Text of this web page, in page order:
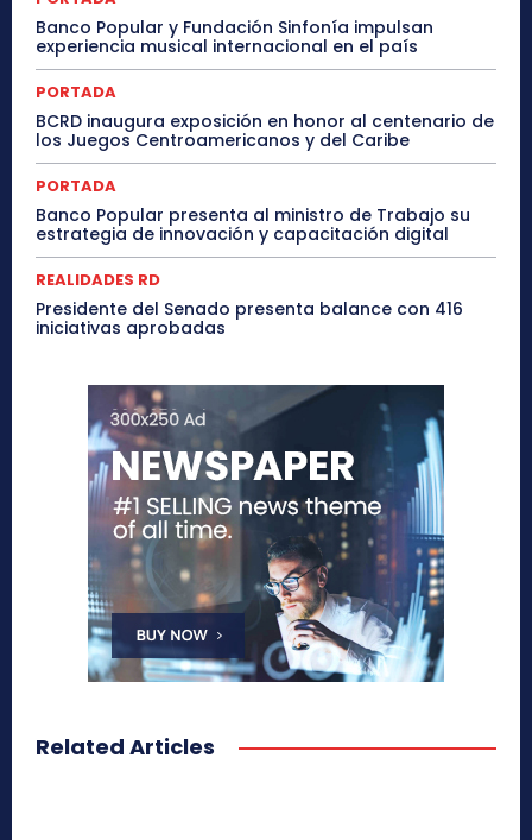
Banco Popular y Fundación Sinfonía impulsan
experiencia musical internacional en el país
PORTADA
BCRD inaugura exposición en honor al centenario de
los Juegos Centroamericanos y del Caribe
PORTADA
Banco Popular presenta al ministro de Trabajo su
estrategia de innovación y capacitación digital
REALIDADES RD
Presidente del Senado presenta balance con 416
iniciativas aprobadas
Related Articles